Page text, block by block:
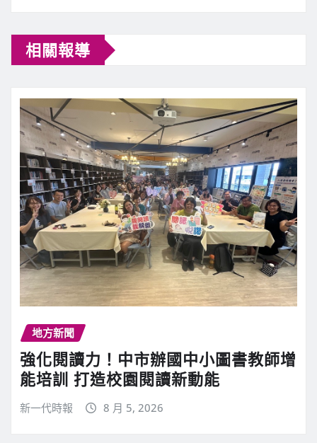
相關報導
地方新聞
強化閱讀力！中市辦國中小圖書教師增
能培訓 打造校園閱讀新動能
新一代時報 8 月 5, 2026